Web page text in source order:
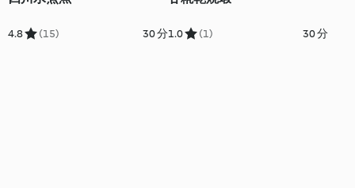
4.8 (15) 30 分1.0 (1) 30 分